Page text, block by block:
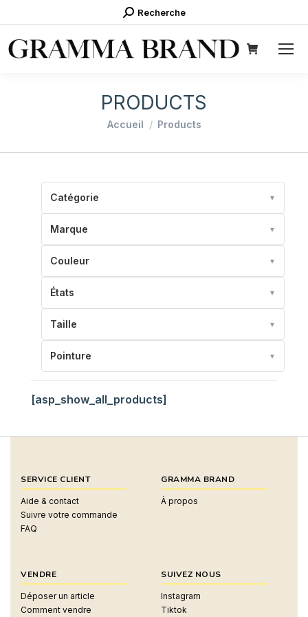
Recherche
Recherche
PRODUCTS
Vous êtes ici :
Accueil Products
Catégorie ▼
Marque ▼
Couleur ▼
États ▼
Taille ▼
Pointure ▼
[asp_show_all_products]
SERVICE CLIENT
Aide & contact
Suivre votre commande
FAQ
GRAMMA BRAND
À propos
VENDRE
Déposer un article
Comment vendre
SUIVEZ NOUS
Instagram
Tiktok